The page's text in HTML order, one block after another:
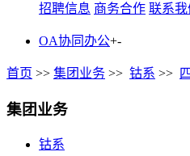
招聘信息 商务合作 联系我
OA协同办公+-
首页 >> 集团业务 >> 钴系 >>
集团业务
钴系